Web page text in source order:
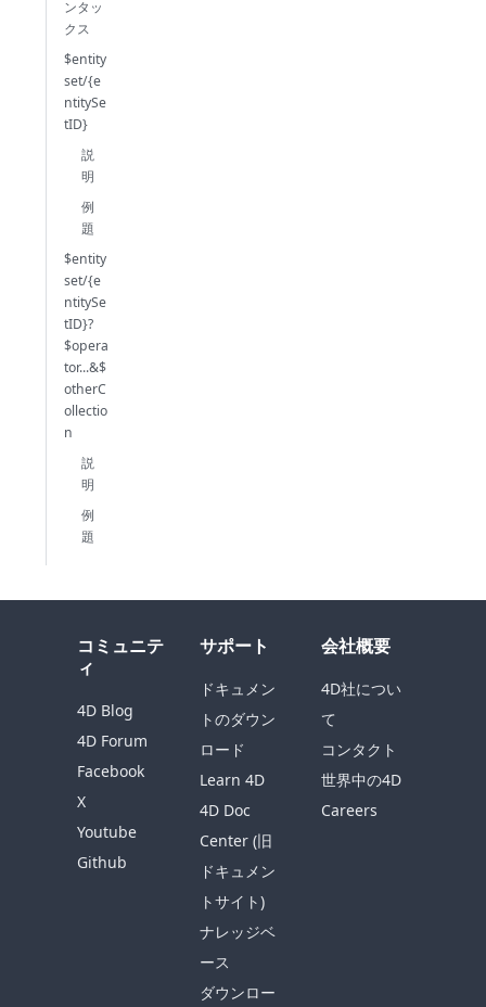
ンタッ
クス
$entity
set/{e
ntitySe
tID}
説
明
例
題
$entity
set/{e
ntitySe
tID}?
$opera
tor...&$
otherC
ollectio
n
説
明
例
題
コミュニテ
ィ
4D Blog
4D Forum
Facebook
X
Youtube
Github
サポート
ドキュメン
トのダウン
ロード
Learn 4D
4D Doc
Center (旧
ドキュメン
トサイト)
ナレッジベ
ース
ダウンロー
会社概要
4D社につい
て
コンタクト
世界中の4D
Careers